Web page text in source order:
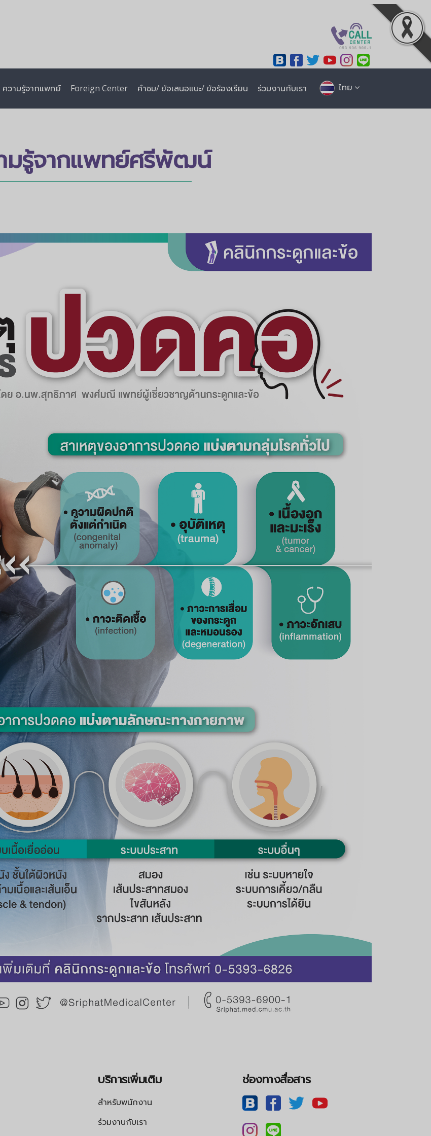
ความรู้จากแพทย์ Foreign Center คำชม/ ข้อเสนอแนะ/ ข้อร้องเรียน ร่วมงานกับเรา ไทย
มรู้จากแพทย์ศรีพัฒน์
บริการเพิ่มเติม
สำหรับพนักงาน
ร่วมงานกับเรา
ช่องทางสื่อสาร